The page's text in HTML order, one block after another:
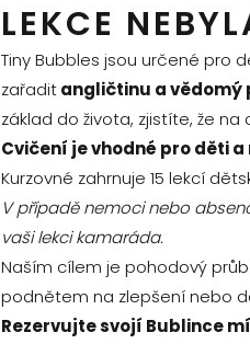
LEKCE
Tiny Bubbles jsou určené pro
zařaditangličtinu a vědomý
základ do života, zjistíte, že
Cvičení je vhodné pro děti
Kurzovné zahrnuje 15 lekcí
V případě nemoci nebo
vaši lekci kamaráda.
Naším cílem je pohodový
podnětem na zlepšení nebo
Rezervujte svojí Bublince